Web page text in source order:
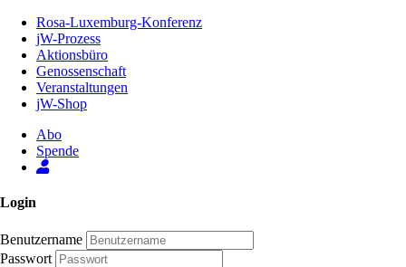
Inhalt
Seite
Rosa-Luxemburg-Konferenz
jW-Prozess
Aktionsbüro
Genossenschaft
Veranstaltungen
jW-Shop
Abo
Spende
Login
Benutzername
Passwort